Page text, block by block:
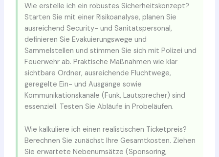
Wie erstelle ich ein robustes Sicherheitskonzept?
Starten Sie mit einer Risikoanalyse, planen Sie
ausreichend Security- und Sanitätspersonal,
definieren Sie Evakuierungswege und
Sammelstellen und stimmen Sie sich mit Polizei und
Feuerwehr ab. Praktische Maßnahmen wie klar
sichtbare Ordner, ausreichende Fluchtwege,
geregelte Ein- und Ausgänge sowie
Kommunikationskanäle (Funk, Lautsprecher) sind
essenziell. Testen Sie Abläufe in Probeläufen.
Wie kalkuliere ich einen realistischen Ticketpreis?
Berechnen Sie zunächst Ihre Gesamtkosten. Ziehen
Sie erwartete Nebenumsätze (Sponsoring,